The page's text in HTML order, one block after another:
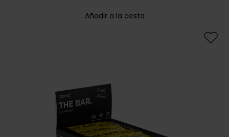
Añadir a la cesta